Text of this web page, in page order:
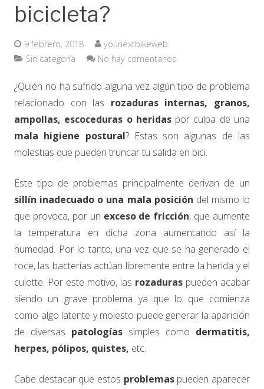
bicicleta?
9 febrero, 2018
younextbikeweb
Sin categoría
No hay comentarios
¿Quién no ha sufrido alguna vez algún tipo de problema
relacionado con las rozaduras internas, granos,
ampollas, escoceduras o heridaspor culpa de una
mala higiene postural? Estas son algunas de las
molestias que pueden truncar tu salida en bici.
Este tipo de problemas principalmente derivan de un
sillín inadecuado o una mala posición del mismo lo
que provoca, por un exceso de fricción, que aumente
la temperatura en dicha zona aumentando así la
humedad. Por lo tanto, una vez que se ha generado el
roce, las bacterias actúan libremente entre la herida y el
culotte. Por este motivo, las rozaduras pueden acabar
siendo un grave problema ya que lo que comienza
como algo latente y molesto puede generar la aparición
de diversas patologías simples como dermatitis,
herpes, pólipos, quistes, etc.
Cabe destacar que estos problemaspueden aparecer